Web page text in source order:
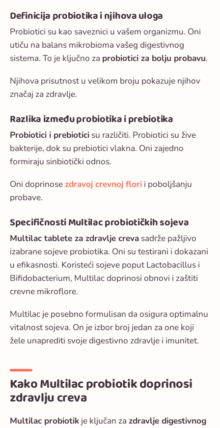
Definicija probiotika i njihova uloga
Probiotici su kao saveznici u vašem organizmu. Oni
utiču na balans mikrobioma vašeg digestivnog
sistema. To je ključno za probiotici za bolju probavu.
Njihova prisutnost u velikom broju pokazuje njihov
značaj za zdravlje.
Razlika između probiotika i prebiotika
Probiotici i prebiotici su različiti. Probiotici su žive
bakterije, dok su prebiotici vlakna. Oni zajedno
formiraju sinbiotički odnos.
Oni doprinosezdravoj crevnoj flori i poboljšanju
probave.
Specifičnosti Multilac probiotičkih sojeva
Multilac tablete za zdravlje creva sadrže pažljivo
izabrane sojeve probiotika. Oni su testirani i dokazani
u efikasnosti. Koristeći sojeve poput Lactobacillus i
Bifidobacterium, Multilacdoprinosi obnovi i zaštiti
crevne mikroflore.
Multilac je posebno formulisan da osigura optimalnu
vitalnost sojeva. On je izbor broj jedan za one koji
žele unaprediti svoje digestivno zdravlje i imunitet.
Kako Multilac probiotik doprinosi
zdravlju creva
Multilac probiotik je ključan za zdravlje digestivnog